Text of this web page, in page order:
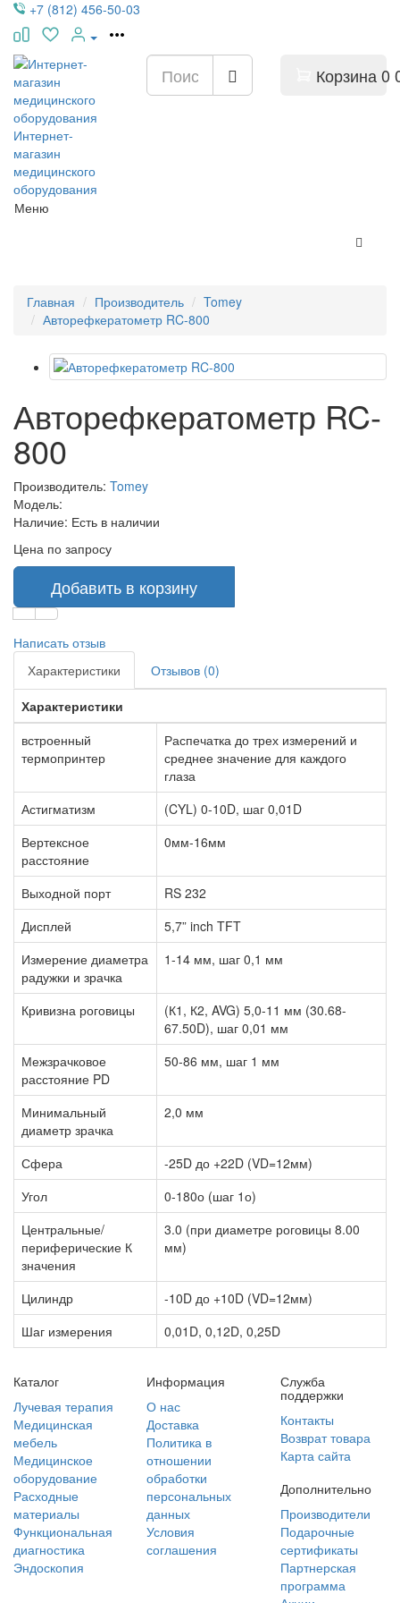
+7 (812) 456-50-03
Интернет-
магазин
медицинского
оборудования
Корзина 0
Меню
Главная Производитель
Tomey
Авторефкератометр RC-800
Авторефкератометр RC-
800
Производитель: Tomey
Модель:
Наличие: Есть в наличии
Цена по запросу
Добавить в корзину
Написать отзыв
Характеристики
Отзывов (0)
Характеристики
встроенный
термопринтер
Распечатка до трех измерений и
среднее значение для каждого
глаза
Астигматизм
(CYL) 0-10D, шаг 0,01D
Вертексное
расстояние
0мм-16мм
Выходной порт
RS 232
Дисплей
5,7” inch TFT
Измерение диаметра
радужки и зрачка
1-14 мм, шаг 0,1 мм
Кривизна роговицы
(К1, К2, AVG) 5,0-11 мм (30.68-
67.50D), шаг 0,01 мм
Межзрачковое
расстояние PD
50-86 мм, шаг 1 мм
Минимальный
диаметр зрачка
2,0 мм
Сфера
-25D до +22D (VD=12мм)
Угол
0-180о (шаг 1о)
Центральные/
периферические К
значения
3.0 (при диаметре роговицы 8.00
мм)
Цилиндр
-10D до +10D (VD=12мм)
Шаг измерения
0,01D, 0,12D, 0,25D
Каталог
Лучевая терапия
Медицинская
мебель
Медицинское
оборудование
Расходные
материалы
Функциональная
диагностика
Эндоскопия
Информация
О нас
Доставка
Политика в
отношении
обработки
персональных
данных
Условия
соглашения
Служба
поддержки
Контакты
Возврат товара
Карта сайта
Дополнительно
Производители
Подарочные
сертификаты
Партнерская
программа